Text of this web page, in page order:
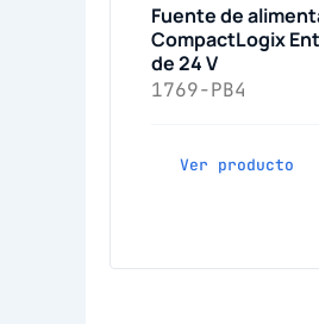
Fuente de
CompactLogix
de 24 V
1769-PB4
Ver